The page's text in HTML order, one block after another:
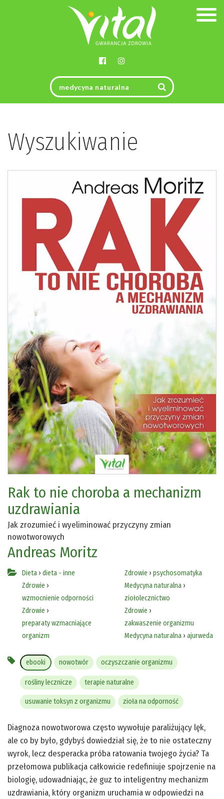
Wyszukiwanie
Rak to nie choroba a mechanizm
uzdrawiania
Jak zrozumieć i wyeliminować przyczyny zmian
nowotworowych
Andreas Moritz
Dieta › dieta - inne
Zdrowie ›
wzmocnienie odporności
Zdrowie ›
preparaty wzmacniające
organizm
Zdrowie › psychosomatyka
Medycyna naturalna›
ziołolecznictwo
Zdrowie ›
zakwaszenie organizmu
Medycyna naturalna› ajurweda
ebooki nowotwór oczyszczanie organizmu
rośliny lecznicze terapie naturalne
usuwanie toksyn z organizmu zioła na odporność
Diagnoza nowotworowa często wywołuje paraliżujący lęk,
ale co by było, gdybyś dowiedział się, że to nie ostateczny
wyrok, lecz desperacka próba ratowania twojego życia? Ta
przełomowa publikacja całkowicie redefiniuje spojrzenie na
biologię, udowadniając, że guz to inteligentny mechanizm
uzdrawiania, który organizm uruchamia w odpowiedzi na